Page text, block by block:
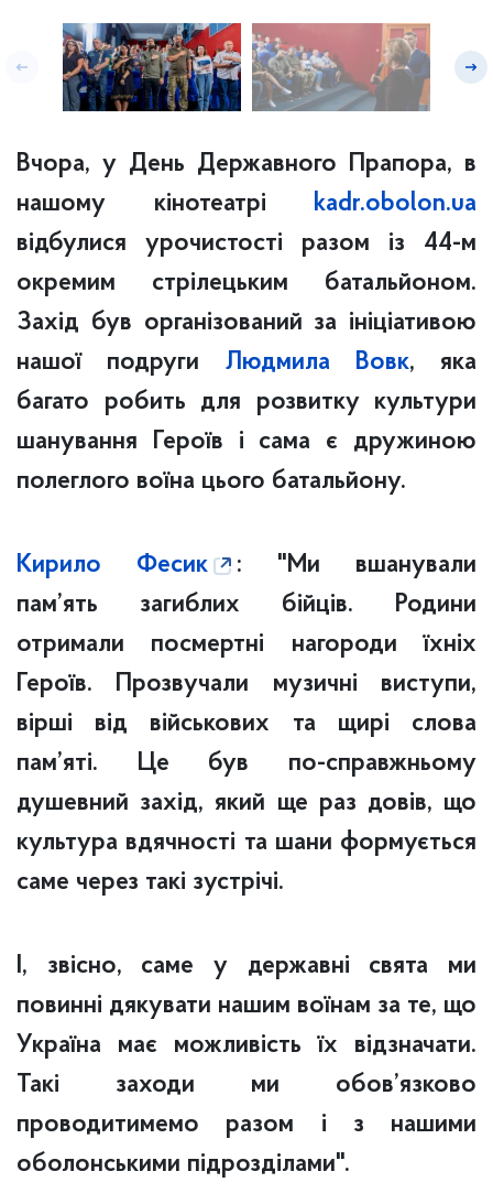
Вчора, у День Державного Прапора, в
нашому кінотеатрі kadr.obolon.ua
відбулися урочистості разом із 44-м
окремим стрілецьким батальйоном.
Захід був організований за ініціативою
нашої подруги Людмила Вовк, яка
багато робить для розвитку культури
шанування Героїв і сама є дружиною
полеглого воїна цього батальйону.
Кирило Фесик
: "Ми вшанували
пам’ять загиблих бійців. Родини
отримали посмертні нагороди їхніх
Героїв. Прозвучали музичні виступи,
вірші від військових та щирі слова
пам’яті. Це був по-справжньому
душевний захід, який ще раз довів, що
культура вдячності та шани формується
саме через такі зустрічі.
І, звісно, саме у державні свята ми
повинні дякувати нашим воїнам за те, що
Україна має можливість їх відзначати.
Такі заходи ми обов’язково
проводитимемо разом і з нашими
оболонськими підрозділами".